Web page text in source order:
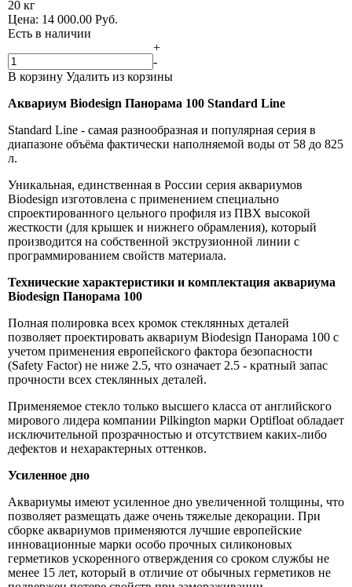
20 кг
Цена: 14 000.00 Руб.
Есть в наличии
+
-
В корзину Удалить из корзины
Аквариум Biodesign Панорама 100 Standard Line
Standard Line - самая разнообразная и популярная серия в
диапазоне объёма фактически наполняемой воды от 58 до 825
л.
Уникальная, единственная в России серия аквариумов
Biodesign изготовлена с применением специально
спроектированного цельного профиля из ПВХ высокой
жесткости (для крышек и нижнего обрамления), который
производится на собственной экструзионной линии с
программированием свойств материала.
Технические характеристики и комплектация аквариума
Biodesign Панорама 100
Полная полировка всех кромок стеклянных деталей
позволяет проектировать аквариум Biodesign Панорама 100 с
учетом применения европейского фактора безопасности
(Safety Factor) не ниже 2.5, что означает 2.5 - кратный запас
прочности всех стеклянных деталей.
Применяемое стекло только высшего класса от английского
мирового лидера компании Pilkington марки Optifloat обладает
исключительной прозрачностью и отсутствием каких-либо
дефектов и нехарактерных оттенков.
Усиленное дно
Аквариумы имеют усиленное дно увеличенной толщины, что
позволяет размещать даже очень тяжелые декорации. При
сборке аквариумов применяются лучшие европейские
инновационные марки особо прочных силиконовых
герметиков ускоренного отверждения со сроком службы не
менее 15 лет, который в отличие от обычных герметиков не